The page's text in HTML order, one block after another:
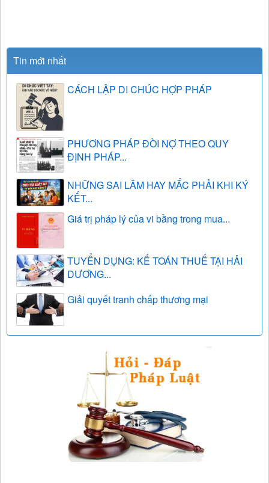
Tin mới nhất
CÁCH LẬP DI CHÚC HỢP PHÁP
PHƯƠNG PHÁP ĐÒI NỢ THEO QUY
ĐỊNH PHÁP...
NHỮNG SAI LẦM HAY MẮC PHẢI KHI KÝ
KẾT...
Giá trị pháp lý của vi bằng trong mua...
TUYỂN DỤNG: KẾ TOÁN THUẾ TẠI HẢI
DƯƠNG...
Giải quyết tranh chấp thương mại